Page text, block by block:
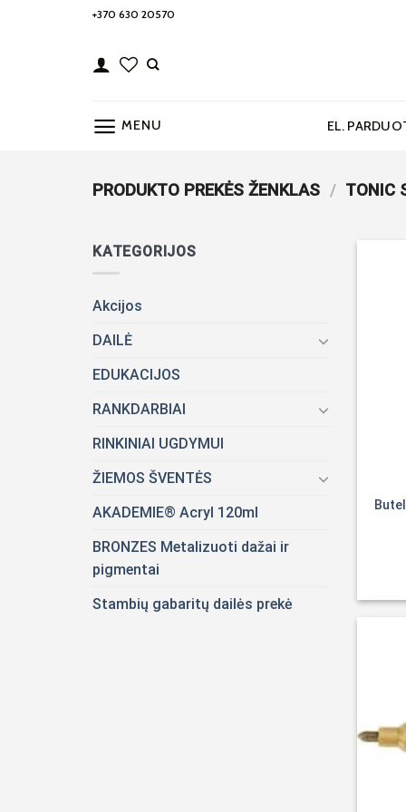
+370 630 20570
MENU EL.
PRODUKTO PREKĖS ŽENKLAS / TONIC
KATEGORIJOS
Akcijos
DAILĖ
EDUKACIJOS
RANKDARBIAI
RINKINIAI UGDYMUI
ŽIEMOS ŠVENTĖS
AKADEMIE® Acryl 120ml
BRONZES Metalizuoti dažai ir
pigmentai
Stambių gabaritų dailės prekė